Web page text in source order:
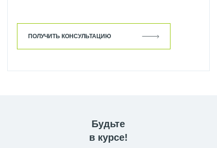
ПОЛУЧИТЬ КОНСУЛЬТАЦИЮ
Будьте
в курсе!